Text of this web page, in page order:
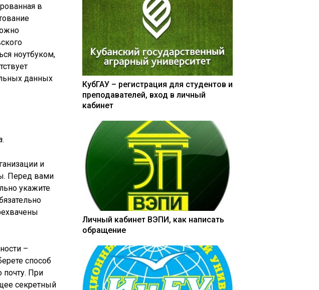
в
ноутбуком,
данных
и
Перед вами
укажите
–
способ
почту. При
секретный
КубГАУ – регистрация для студентов и
преподавателей, вход в личный
кабинет
Личный кабинет ВЭПИ, как написать
обращение